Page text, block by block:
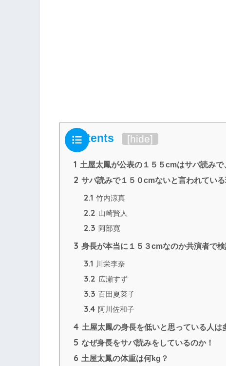
Contents [hide]
1 土屋太鳳が公表の１５５cmはサバ読み
2 サバ読みで１５０cmないと言われてい
2.1 竹内涼真
2.2 山崎賢人
2.3 阿部寛
3 身長が本当に１５３cmなのか共演者で
3.1 川栄李奈
3.2 広瀬すず
3.3 百田夏菜子
3.4 阿川佐和子
4 土屋太鳳の身長を低いと思っている人は
5 なぜ身長をサバ読みをしているのか！
6 土屋太鳳の体重は何kg？